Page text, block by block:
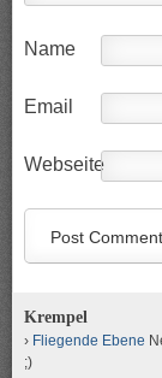
Name
Email
Webseite
Krempel
Fliegende Ebene
;)